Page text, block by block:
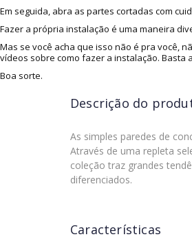
Em seguida, abra as partes cortadas com
Fazer a própria instalação é uma maneira
Mas se você acha que isso não é pra você,
vídeos sobre como fazer a instalação. Basta
Boa sorte.
Descrição do
As simples paredes de
Através de uma repleta
coleção traz grandes
diferenciados.
Características